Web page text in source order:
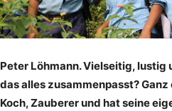
Peter Löhmann. Vielseitig, lustig
das alles zusammenpasst?
Koch, Zauberer und hat seine